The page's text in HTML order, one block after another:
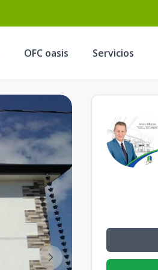
OFC oasis Servicios